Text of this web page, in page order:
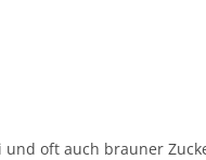
und oft auch brauner